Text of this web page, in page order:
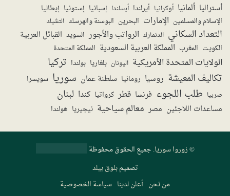
أستراليا ألمانيا أوكرانيا أيرلندا أيسلندا إسبانيا إستونيا إيطاليا
الإسلام والمسلمين الإمارات البحرين البوسنة والهرسك التشيك
التعداد السكاني الدنمارك الرواتب والأجور السويد القبائل العربية
الكويت المغرب المملكة العربية السعودية المملكة المتحدة
الولايات المتحدة الأمريكية اليونان بلغاريا بولندا تركيا
تكاليف المعيشة روسيا رومانيا سلطنة عمان سوريا سويسرا
صربيا طلب اللجوء فرنسا قطر كرواتيا كندا لبنان
مساعدات اللاجئين مصر معالم سياحية نيجيريا هولندا
©زوروا سوريا. جميع الحقوق محفوظة
تصميمبلوق بيلد
من نحن أعلن لدينا سياسة الخصوصية